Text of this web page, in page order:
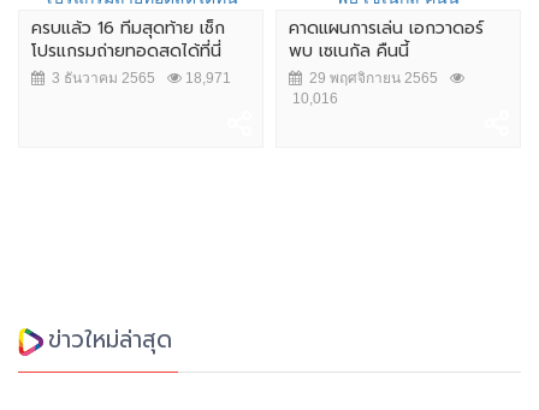
ครบแล้ว 16 ทีมสุดท้าย เช็ก
โปรแกรมถ่ายทอดสดได้ที่นี่
3 ธันวาคม 2565 18,971
คาดแผนการเล่น เอกวาดอร์
พบ เซเนกัล คืนนี้
29 พฤศจิกายน 2565
10,016
ข่าวใหม่ล่าสุด